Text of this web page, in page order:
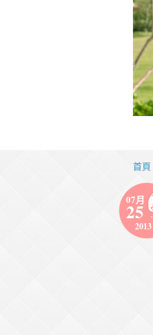
首頁
07月
25
2013